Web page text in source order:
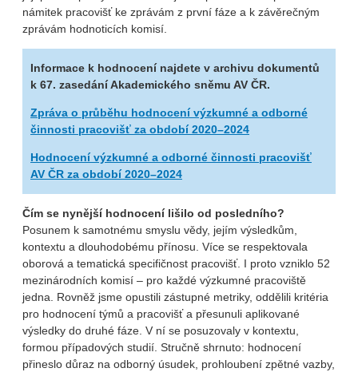
námitek pracovišť ke zprávám z první fáze a k závěrečným
zprávám hodnoticích komisí.
Informace k hodnocení najdete v archivu dokumentů
k 67. zasedání Akademického sněmu AV ČR.
Zpráva o průběhu hodnocení výzkumné a odborné
činnosti pracovišť za období 2020–2024
Hodnocení výzkumné a odborné činnosti pracovišť
AV ČR za období 2020–2024
Čím se nynější hodnocení lišilo od posledního?
Posunem k samotnému smyslu vědy, jejím výsledkům,
kontextu a dlouhodobému přínosu. Více se respektovala
oborová a tematická specifičnost pracovišť. I proto vzniklo 52
mezinárodních komisí – pro každé výzkumné pracoviště
jedna. Rovněž jsme opustili zástupné metriky, oddělili kritéria
pro hodnocení týmů a pracovišť a přesunuli aplikované
výsledky do druhé fáze. V ní se posuzovaly v kontextu,
formou případových studií. Stručně shrnuto: hodnocení
přineslo důraz na odborný úsudek, prohloubení zpětné vazby,